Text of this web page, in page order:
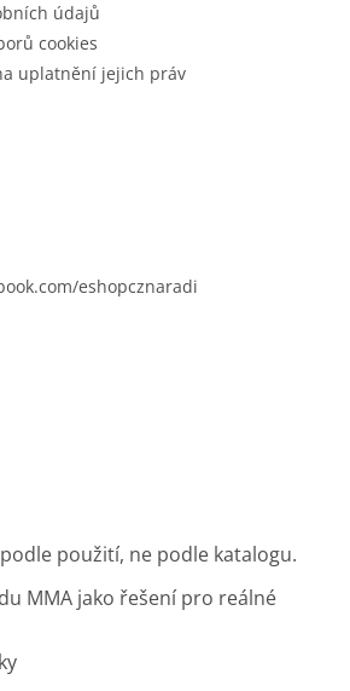
údajů
cookies
uplatnění jejich práv
eshopcznaradi
použití, ne podle katalogu.
MMA jako řešení pro reálné